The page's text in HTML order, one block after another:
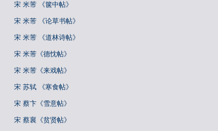
宋 米芾 《箧中帖》
宋 米芾 《论草书帖》
宋 米芾 《道林诗帖》
宋 米芾《德忱帖》
宋 米芾《来戏帖》
宋 苏轼 《寒食帖》
宋 蔡卞《雪意帖》
宋 蔡襄《贫贤帖》